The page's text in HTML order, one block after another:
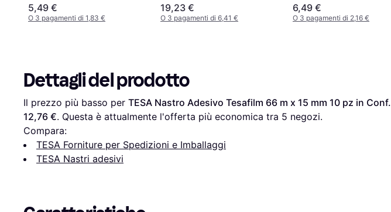
5,49 €
O 3 pagamenti di 1,83 €
19,23 €
O 3 pagamenti di 6,41 €
6,49 €
O 3 pagamenti di 2,16 €
Dettagli del prodotto
Il prezzo più basso per TESA Nastro Adesivo Tesafilm 66 m x 15 mm 10 pz in Conf.
12,76 €. Questa è attualmente l'offerta più economica tra 5 negozi.
Compara:
TESA Forniture per Spedizioni e Imballaggi
TESA Nastri adesivi